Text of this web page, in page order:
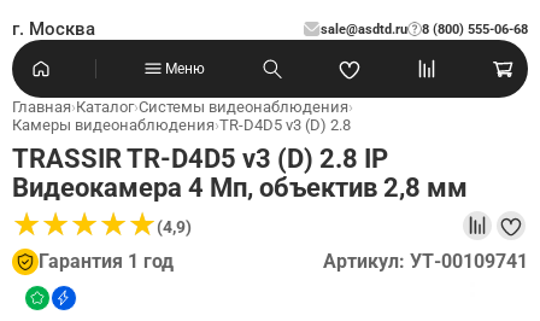
г. Москва sale@asdtd.ru 8 (800) 555-06-68
?
Меню
Главная›Каталог›Системы видеонаблюдения›
Камеры видеонаблюдения›TR-D4D5 v3 (D) 2.8
TRASSIR TR-D4D5 v3 (D) 2.8 IP
Видеокамера 4 Мп, объектив 2,8 мм
★★★★★
★★★★★(4,9)
Гарантия 1 год Артикул: УТ-00109741